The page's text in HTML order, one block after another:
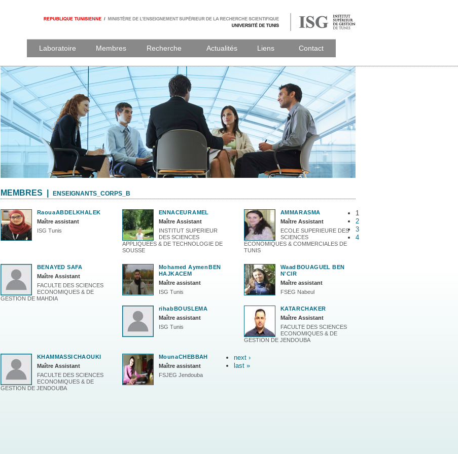
Laboratoire Membres Recherche Actualités Liens Contact
MEMBRES | ENSEIGNANTS_CORPS_B
RaouaABDELKHALEK
Maître assistant
ISG Tunis
ENNACEURAMEL
Maître Assistant
INSTITUT SUPERIEUR
DES SCIENCES
APPLIQUEES & DE TECHNOLOGIE DE
SOUSSE
AMMARASMA
Maître Assistant
ECOLE SUPERIEURE DES
SCIENCES
ECONOMIQUES & COMMERCIALES DE
TUNIS
BENAYED SAFA
Maître Assistant
FACULTE DES SCIENCES
ECONOMIQUES & DE
GESTION DE MAHDIA
Mohamed AymenBEN
HAJKACEM
Maître assistant
ISG Tunis
Waad BOUAGUEL BEN
N'CIR
Maître assistant
FSEG Nabeul
rihabBOUSLEMA
Maître assistant
ISG Tunis
KATARCHAKER
Maître Assistant
FACULTE DES SCIENCES
ECONOMIQUES & DE
GESTION DE JENDOUBA
KHAMMASSICHAOUKI
Maître Assistant
FACULTE DES SCIENCES
ECONOMIQUES & DE
GESTION DE JENDOUBA
MounaCHEBBAH
Maître assistant
FSJEG Jendouba
1
2
3
4
next ›
last »